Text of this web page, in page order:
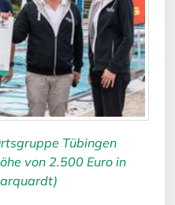
Tübingen
von 2.500 Euro in